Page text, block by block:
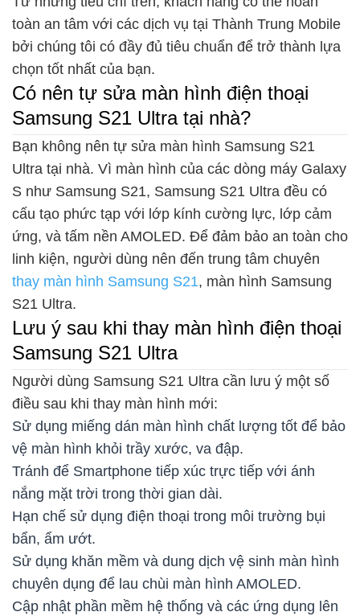
toàn an tâm với các dịch vụ tại Thành Trung Mobile
bởi chúng tôi có đầy đủ tiêu chuẩn để trở thành lựa
chọn tốt nhất của bạn.
Có nên tự sửa màn hình điện thoại
Samsung S21 Ultra tại nhà?
Bạn không nên tự sửa màn hình Samsung S21
Ultra tại nhà. Vì màn hình của các dòng máy Galaxy
S như Samsung S21, Samsung S21 Ultra đều có
cấu tạo phức tạp với lớp kính cường lực, lớp cảm
ứng, và tấm nền AMOLED. Để đảm bảo an toàn cho
linh kiện, người dùng nên đến trung tâm chuyên
thay màn hình Samsung S21, màn hình Samsung
S21 Ultra.
Lưu ý sau khi thay màn hình điện thoại
Samsung S21 Ultra
Người dùng Samsung S21 Ultra cần lưu ý một số
điều sau khi thay màn hình mới:
Sử dụng miếng dán màn hình chất lượng tốt để bảo
vệ màn hình khỏi trầy xước, va đập.
Tránh để Smartphone tiếp xúc trực tiếp với ánh
nắng mặt trời trong thời gian dài.
Hạn chế sử dụng điện thoại trong môi trường bụi
bẩn, ẩm ướt.
Sử dụng khăn mềm và dung dịch vệ sinh màn hình
chuyên dụng để lau chùi màn hình AMOLED.
Cập nhật phần mềm hệ thống và các ứng dụng lên